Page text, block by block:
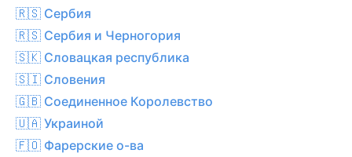
🇷🇸 Сербия
🇷🇸 Сербия и Черногория
🇸🇰 Словацкая республика
🇸🇮 Словения
🇬🇧 Соединенное Королевство
🇺🇦 Украиной
🇫🇴 Фарерские о-ва